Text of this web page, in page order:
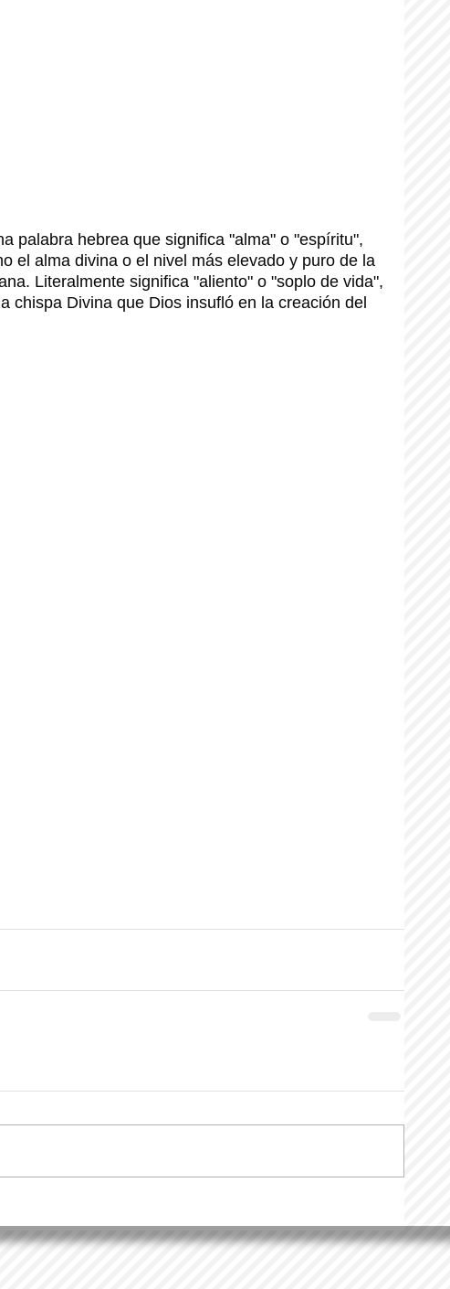
el alma divina o el nivel más elevado y puro de la
Literalmente significa "aliento" o "soplo de vida",
chispa Divina que Dios insufló en la creación del